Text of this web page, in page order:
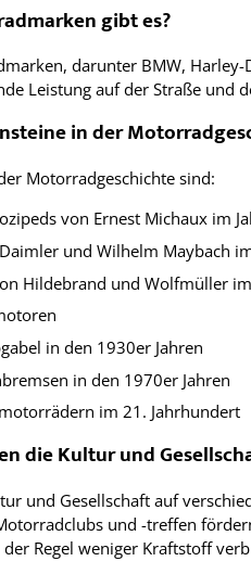
gibt es?
darunter BMW,
Leistung auf der Straße und
in der
Motorradgeschichte sind:
von Ernest Michaux im
und Wilhelm Maybach
Hildebrand und Wolfmüller
in den 1930er Jahren
in den 1970er Jahren
im 21. Jahrhundert
die Kultur und
und Gesellschaft auf
und -treffen
Regel weniger Kraftstoff